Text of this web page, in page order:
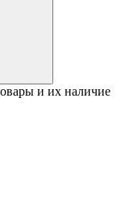
и их наличие